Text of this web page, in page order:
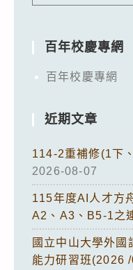
百年校慶專網
百年校慶專網
近期文章
114-2重補修(1下
2026-08-07
115年度AI人才方
A2、A3、B5-1之
國立中山大學外
能力研習班(2026